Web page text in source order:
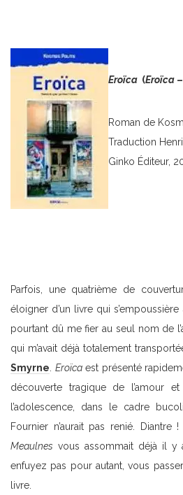
Eroïca (Eroïca
Roman de
Traduction
Ginko Éditeur,
Parfois, une quatrième de
éloigner d’un livre qui s’empoussière
pourtant dû me fier au seul nom de
qui m’avait déjà totalement
Smyrne Eroïcaest présenté
découverte tragique de l’amour
l’adolescence, dans le cadre
Fournier n’aurait pas renié.
Meaulnes vous assommait déjà il y
enfuyez pas pour autant, vous
livre.